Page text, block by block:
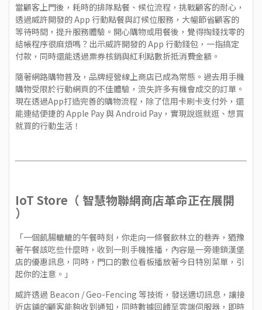
當顧客上門後，耗時的排隊點餐、候位流程，挑戰顧客的耐心，
透過威許開發的 App 行動點餐與訂候位服務，大幅節省顧客的
等待時間，提升服務體驗。開心購物或用餐後，覺得掏錢找零的
結帳程序很麻煩嗎？出示威許開發的 App 行動錢包，一指搞定
付款，同時還能透過票券核銷與紅利點數折抵消費金額。
隨著網路購物普及，品牌經營線上商店已成為常態。過去用手機
購物受限於行動網頁的不佳體驗，流失許多有機會成交的訂單。
現在透過App打造完善的購物流程，除了信用卡刷卡支付外，還
能連結便捷的 Apple Pay 與 Android Pay，實現說逛就逛、想買
就買的行動生活！
IoT Store（ 智慧物聯網商店革命正在展開
）
「一個飢腸轆轆的午餐時刻，你走向一條餐飲林立的巷弄，猶豫
著午餐該吃些什麼時，收到一則手機推播，內容是一旁連鎖漢堡
店的優惠訊息，同時，門口的數位看板播放著今日特別菜單，引
起你的注意。」
威許透過 Beacon / Geo-Fencing 等技術，發送適切訊息，讓接
近店鋪的顧客能夠收到通知，同時數據回饋至雲端伺服器，即時